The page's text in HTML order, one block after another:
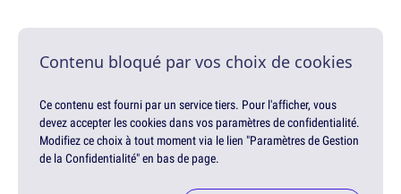
Contenu bloqué par vos choix de cookies
Ce contenu est fourni par un service tiers. Pour l'afficher, vous
devez accepter les cookies dans vos paramètres de confidentialité.
Modifiez ce choix à tout moment via le lien "Paramètres de Gestion
de la Confidentialité" en bas de page.